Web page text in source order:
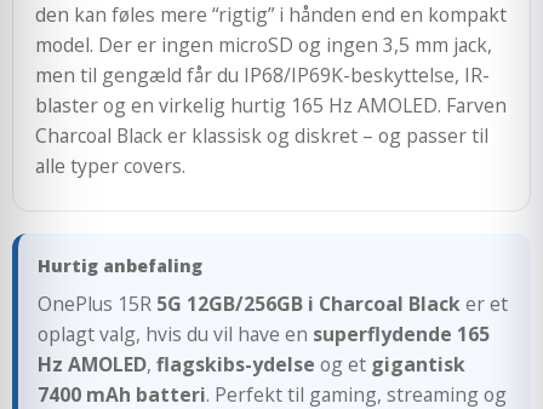
den kan føles mere “rigtig” i hånden end en kompakt
model. Der er ingen microSD og ingen 3,5 mm jack,
men til gengæld får du IP68/IP69K-beskyttelse, IR-
blaster og en virkelig hurtig 165 Hz AMOLED. Farven
Charcoal Black er klassisk og diskret – og passer til
alle typer covers.
Hurtig anbefaling
OnePlus 15R 5G 12GB/256GB i Charcoal Blacker et
oplagt valg, hvis du vil have en superflydende 165
Hz AMOLED, flagskibs-ydelse og et gigantisk
7400 mAh batteri. Perfekt til gaming, streaming og